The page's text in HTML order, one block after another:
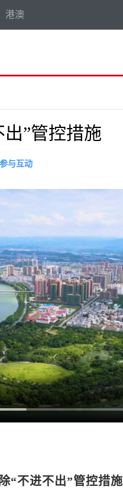
港澳
”管控措施
参与互动
“不进不出”管控措施